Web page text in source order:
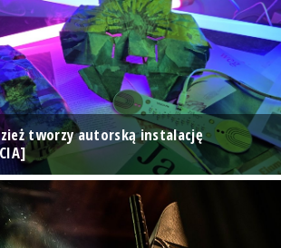
tworzy autorską instalację